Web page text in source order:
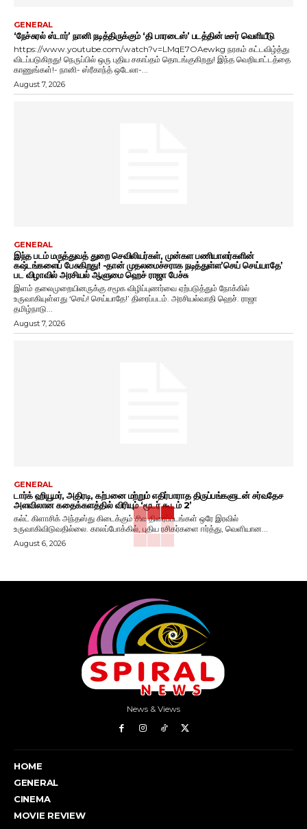
GENERAL
‘நேச்சுரல் ஸ்டார்’ நானி நடித்திருக்கும் ‘தி பாரடைஸ்’ படத்தின் டீசர் வெளியீடு
https://www.youtube.com/watch?v=LMqE7OAewkg நரகம் கட்டவிழ்த்து
விடப்படுகிறது! நெருப்பில் ஒரு புதிய சகாப்தம் தொடங்குகிறது! இந்த வெறியாட்டத்தை
காணுங்கள்!- நானி- ஸ்ரீகாந்த் ஒடேலா-...
August 7, 2026
GENERAL
இந்த படம் மருத்துவத் துறை செவிலியர்கள், முன்கள பணியாளர்களின்
கஷ்டங்களைப் பேசுகிறது! -தான் முதலமைச்சராக நடித்துள்ள’செய் செய்யாதே’
பட விழாவில் அரசியல் ஆளுமை ஹெச் ராஜா பேச்சு
இளம் தலைமுறையினருக்கு சமூக விழிப்புணர்வை ஏற்படுத்தும் நோக்கில்
உருவாகியுள்ளது ‘செய்! செய்யாதே!’ திரைப்படம். அரசியல்வாதி ஹெச். ராஜா
தமிழ்நாடு...
August 7, 2026
GENERAL
டார்க் ஹியூமர், அதிரடி, கற்பனை மற்றும் எதிர்பாராத திருப்பங்களுடன் சர்வதேச
அளவிலான கதைக்களத்தில் விரியும் ‘மூடர் கூடம் 2’
கல்ட் கிளாசிக் அந்தஸ்து கிடைக்கும் சில திரைப்படங்கள் ஒரே இரவில்
உருவாகிவிடுவதில்லை. காலப்போக்கில், புதிய ரசிகர்களை ஈர்த்து, வெளியான...
August 6, 2026
News & Views
HOME
GENERAL
CINEMA
MOVIE REVIEW